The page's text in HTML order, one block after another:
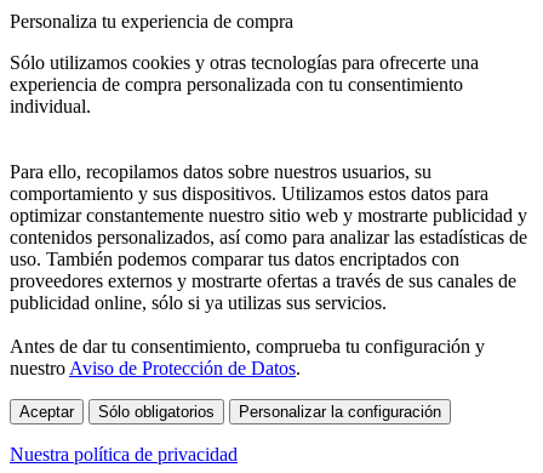
Personaliza tu experiencia de compra
Sólo utilizamos cookies y otras tecnologías para ofrecerte una
experiencia de compra personalizada con tu consentimiento
individual.
Para ello, recopilamos datos sobre nuestros usuarios, su
comportamiento y sus dispositivos. Utilizamos estos datos para
optimizar constantemente nuestro sitio web y mostrarte publicidad y
contenidos personalizados, así como para analizar las estadísticas de
uso. También podemos comparar tus datos encriptados con
proveedores externos y mostrarte ofertas a través de sus canales de
publicidad online, sólo si ya utilizas sus servicios.
Antes de dar tu consentimiento, comprueba tu configuración y
nuestro Aviso de Protección de Datos.
Aceptar Sólo obligatorios Personalizar la configuración
Nuestra política de privacidad